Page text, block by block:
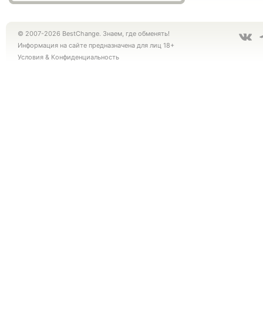
© 2007-2026 BestChange. Знаем, где обменять!
Информация на сайте предназначена для лиц 18+
Условия & Конфиденциальность